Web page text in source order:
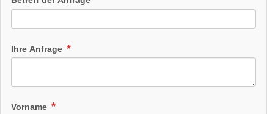
Ihre Anfrage
Vorname